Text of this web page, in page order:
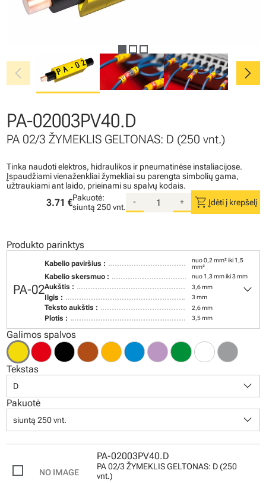
chevron_left chevron_right
PA-02003PV40.D
PA 02/3 ŽYMEKLIS GELTONAS: D (250 vnt.)
Tinka naudoti elektros, hidraulikos ir pneumatinėse instaliacijose.
Įspaudžiami vienaženkliai žymekliai su parengta simbolių gama,
užtraukiami ant laido, prieinami su spalvų kodais.
3.71 €Pakuotė:
siuntą 250 vnt.
- + shopping_cart Įdėti į krepšelį
Produkto parinktys
PA-02
Kabelio paviršius :
nuo 0,2 mm² iki 1,5
mm²
Kabelio skersmuo : nuo 1,3 mm iki 3 mm
Aukštis : 3,6 mm
Ilgis : 3 mm
Teksto aukštis : 2,6 mm
Plotis : 3,5 mm
keyboard_arrow_down
Galimos spalvos
Tekstas
D keyboard_arrow_down
Pakuotė
siuntą 250 vnt. keyboard_arrow_down
PA-02003PV40.D
PA 02/3 ŽYMEKLIS GELTONAS: D (250
vnt.)